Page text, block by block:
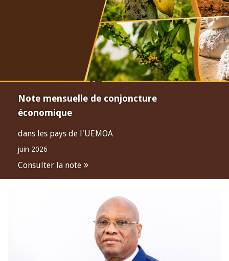
Note mensuelle de conjoncture
économique
dans les pays de l'UEMOA
juin 2026
Consulter la note